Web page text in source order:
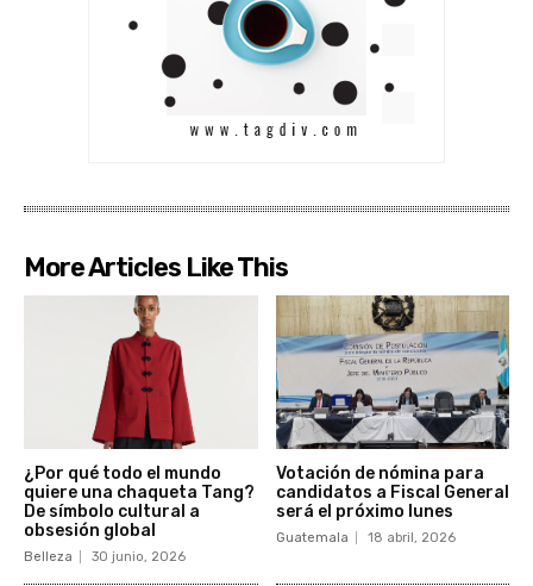
More Articles Like This
¿Por qué todo el mundo
quiere una chaqueta Tang?
De símbolo cultural a
obsesión global
Belleza 30 junio, 2026
Votación de nómina para
candidatos a Fiscal General
será el próximo lunes
Guatemala 18 abril, 2026